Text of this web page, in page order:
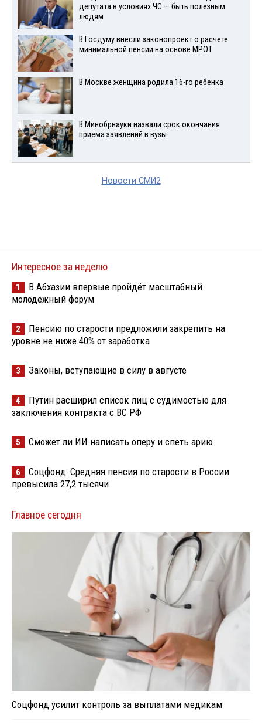
депутата в условиях ЧС — быть полезным
людям
В Госдуму внесли законопроект о расчете
минимальной пенсии на основе МРОТ
В Москве женщина родила 16-го ребенка
В Минобрнауки назвали срок окончания
приема заявлений в вузы
Новости СМИ2
Интересное за неделю
1
В Абхазии впервые пройдёт масштабный
молодёжный форум
2
Пенсию по старости предложили закрепить на
уровне не ниже 40% от заработка
3 Законы, вступающие в силу в августе
4
Путин расширил список лиц с судимостью для
заключения контракта с ВС РФ
5 Сможет ли ИИ написать оперу и спеть арию
6
Соцфонд: Средняя пенсия по старости в России
превысила 27,2 тысячи
Главное сегодня
Соцфонд усилит контроль за выплатами медикам